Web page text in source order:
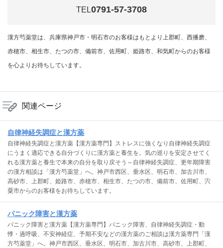
TEL0791-57-3708
漢方芍薬堂は、兵庫県神戸市・明石市のお客様はもとより上郡町、西播磨、
赤穂市、相生市、たつの市、備前市、佐用町、姫路市、和気町からのお客様
を心よりお待ちしています。
関連ページ
自律神経失調症と漢方薬
自律神経失調症と漢方薬【漢方薬専門】ストレスに強くなり自律神経失調症
にうまく適応できる自分づくりに漢方薬と養生を。気の巡りを安定させてく
れる漢方薬と養生で本来の自分を取り戻そう～自律神経失調症、更年期障害
の漢方相談は「漢方芍薬堂」へ。神戸市西区、垂水区、明石市、加古川市、
高砂市、上郡町、姫路市、赤穂市、相生市、たつの市、備前市、佐用町、宍
粟市からのお客様をお待ちしています。
パニック障害と漢方薬
パニック障害と漢方薬【漢方薬専門】パニック障害、自律神経失調症・動
悸・過呼吸、不安神経症、予期不安などの漢方薬のご相談は漢方薬専門「漢
方芍薬堂」へ。神戸市西区、垂水区、明石市、加古川市、高砂市、上郡町、